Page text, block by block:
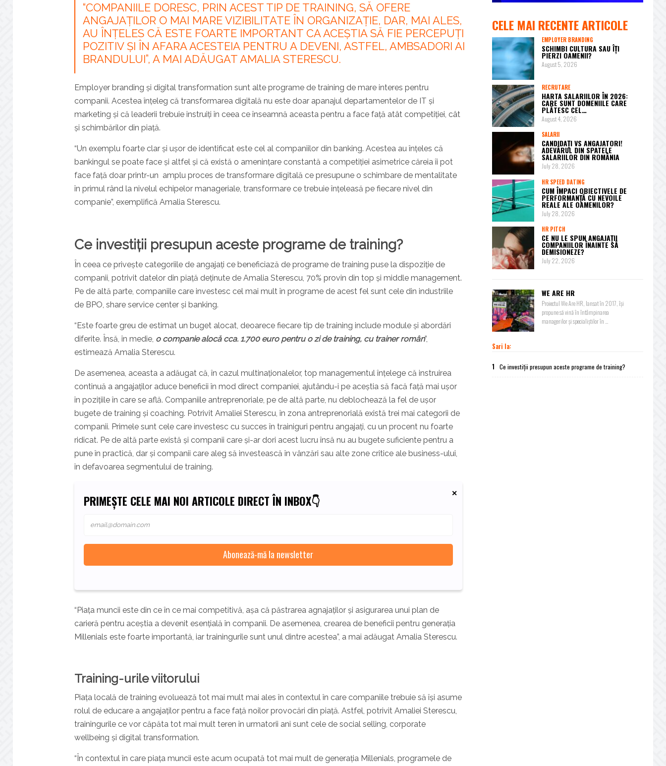
“COMPANIILE DORESC, PRIN ACEST TIP DE TRAINING, SĂ OFERE
ANGAJAȚILOR O MAI MARE VIZIBILITATE ÎN ORGANIZAȚIE, DAR, MAI ALES,
AU ÎNȚELES CĂ ESTE FOARTE IMPORTANT CA ACEȘTIA SĂ FIE PERCEPUȚI
POZITIV ȘI ÎN AFARA ACESTEIA PENTRU A DEVENI, ASTFEL, AMBSADORI AI
BRANDULUI”, A MAI ADĂUGAT AMALIA STERESCU.
Employer branding și digital transformation sunt alte programe de training de mare interes pentru
companii. Acestea înțeleg că transformarea digitală nu este doar apanajul departamentelor de IT și
marketing și că leaderii trebuie instruiți în ceea ce înseamnă aceasta pentru a face față atât competiției, cât
și schimbărilor din piață.
“Un exemplu foarte clar și ușor de identificat este cel al companiilor din banking. Acestea au înțeles că
bankingul se poate face și altfel și că există o amenințare constantă a competiției asimetrice căreia îi pot
face față doar printr-un amplu proces de transformare digitală ce presupune o schimbare de mentalitate
în primul rând la nivelul echipelor manageriale, transformare ce trebuie înțeleasă pe fiecare nivel din
companie”, exemplifică Amalia Sterescu.
Ce investiții presupun aceste programe de training?
În ceea ce privește categoriile de angajați ce beneficiază de programe de training puse la dispoziție de
companii, potrivit datelor din piață deținute de Amalia Sterescu, 70% provin din top și middle management.
Pe de altă parte, companiile care investesc cel mai mult în programe de acest fel sunt cele din industriile
de BPO, share service center și banking.
“Este foarte greu de estimat un buget alocat, deoarece fiecare tip de training include module și abordări
diferite. Însă, în medie, o companie alocă cca. 1.700 euro pentru o zi de training, cu trainer român”,
estimează Amalia Sterescu.
De asemenea, aceasta a adăugat că, în cazul multinaționalelor, top managementul înțelege că instruirea
continuă a angajaților aduce beneficii în mod direct companiei, ajutându-i pe aceștia să facă față mai ușor
în pozițiile în care se află. Companiile antreprenoriale, pe de altă parte, nu deblochează la fel de ușor
bugete de training și coaching. Potrivit Amaliei Sterescu, în zona antreprenorială există trei mai categorii de
companii. Primele sunt cele care investesc cu succes în trainiguri pentru angajați, cu un procent nu foarte
ridicat. Pe de altă parte există și companii care și-ar dori acest lucru însă nu au bugete suficiente pentru a
pune în practică, dar și companii care aleg să investească în vânzări sau alte zone critice ale business-ului,
în defavoarea segmentului de training.
PRIMEȘTE CELE MAI NOI ARTICOLE DIRECT ÎN INBOX👇
“Piața muncii este din ce în ce mai competitivă, așa că păstrarea agnajaților și asigurarea unui plan de
carieră pentru aceștia a devenit esențială în companii. De asemenea, crearea de beneficii pentru generația
Millenials este foarte importantă, iar trainingurile sunt unul dintre acestea”, a mai adăugat Amalia Sterescu.
Training-urile viitorului
Piața locală de training evoluează tot mai mult mai ales în contextul în care companiile trebuie să își asume
rolul de educare a angajaților pentru a face față noilor provocări din piață. Astfel, potrivit Amaliei Sterescu,
trainingurile ce vor căpăta tot mai mult teren în urmatorii ani sunt cele de social selling, corporate
wellbeing și digital transformation.
“În contextul în care piața muncii este acum ocupată tot mai mult de generația Millenials, programele de
CELE MAI RECENTE ARTICOLE
EMPLOYER BRANDING
SCHIMBI CULTURA SAU ÎȚI
PIERZI OAMENII?
August 5, 2026
RECRUTARE
HARTA SALARIILOR ÎN 2026:
CARE SUNT DOMENIILE CARE
PLĂTESC CEL…
August 4, 2026
SALARII
CANDIDAȚI VS ANGAJATORI!
ADEVĂRUL DIN SPATELE
SALARIILOR DIN ROMÂNIA
July 28, 2026
HR SPEED DATING
CUM ÎMPACI OBIECTIVELE DE
PERFORMANȚĂ CU NEVOILE
REALE ALE OAMENILOR?
July 28, 2026
HR PITCH
CE NU LE SPUN ANGAJAȚII
COMPANIILOR ÎNAINTE SĂ
DEMISIONEZE?
July 22, 2026
WE ARE HR
Proiectul We Are HR, lansat în 2017, își
propune să vină în întâmpinarea
managerilor și specialiștilor în ...
Sari la:
1 Ce investiții presupun aceste programe de training?